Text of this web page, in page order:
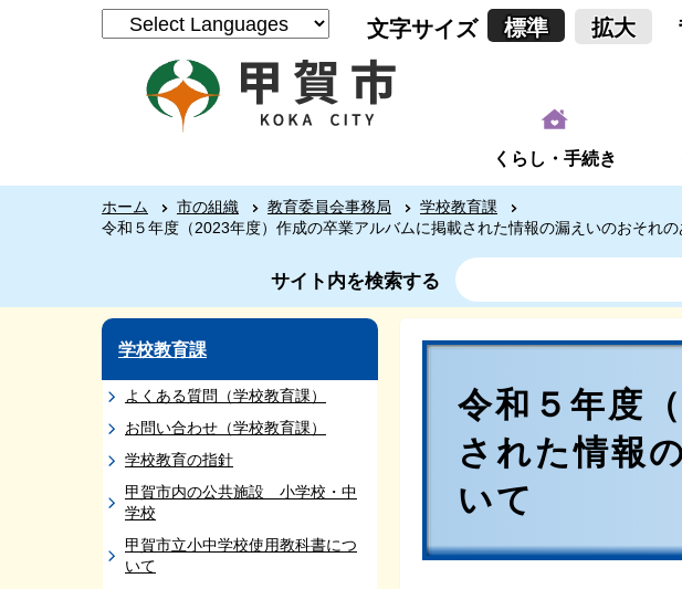
文字サイズ 標準 拡大
くらし・手続き
ホーム 市の組織 教育委員会事務局
学校教育課
令和５年度（2023年度）作成の卒業アルバムに掲載された情報の漏えいのおそれ
サイト内を検索する
学校教育課
よくある質問（学校教育課）
お問い合わせ（学校教育課）
学校教育の指針
甲賀市内の公共施設 小学校・中
学校
甲賀市立小中学校使用教科書につ
いて
令和５年度
された情報
いて